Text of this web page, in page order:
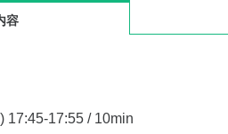
容
17:45-17:55 / 10min